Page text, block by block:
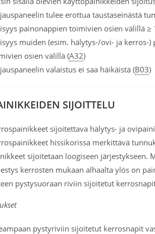
tulee erottua taustaseinästä
painonappien toimivien osien välillä ≥
muiden (esim. hälytys-/ovi- ja kerros-
osien välillä (A32)
valaistus ei saa häikäistä (B03)
SIJOITTELU
sijoitettava hälytys- ja
hissikorissa merkittävä
sijoitetaan loogiseen
kerrosten mukaan alhaalta ylös on
pystysuoraan riviin sijoitetut
pystyriviin sijoitetut kerrosnapit